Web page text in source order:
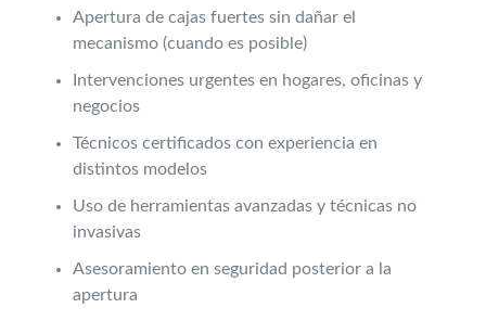
Apertura de cajas fuertes sin dañar el
mecanismo (cuando es posible)
Intervenciones urgentes en hogares, oficinas y
negocios
Técnicos certificados con experiencia en
distintos modelos
Uso de herramientas avanzadas y técnicas no
invasivas
Asesoramiento en seguridad posterior a la
apertura